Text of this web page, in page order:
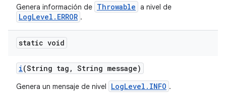
Genera información de Throwable a nivel de
LogLevel.ERROR .
static void
i(String tag , String message)
Genera un mensaje de nivel LogLevel.INFO .